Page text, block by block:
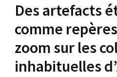
Des artefacts
comme
zoom sur les
inhabituelles